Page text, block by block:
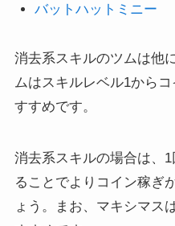
バットハットミニー
消去系スキルのツムは他
ムはスキルレベル1から
すすめです。
消去系スキルの場合は、
ることでよりコイン稼ぎ
ょう。まお、マキシマス